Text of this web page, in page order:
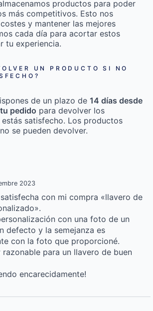
productos para poder
más competitivos. Esto nos
y mantener las mejores
cada día para acortar estos
tu experiencia.
UN PRODUCTO SI NO
de un plazo de 14 días desde
pedido para devolver los
satisfecho. Los productos
se pueden devolver.
2023
con mi compra «llavero de
con una foto de un
defecto y la semejanza es
con la foto que proporcioné.
razonable para un llavero de buen
encarecidamente!